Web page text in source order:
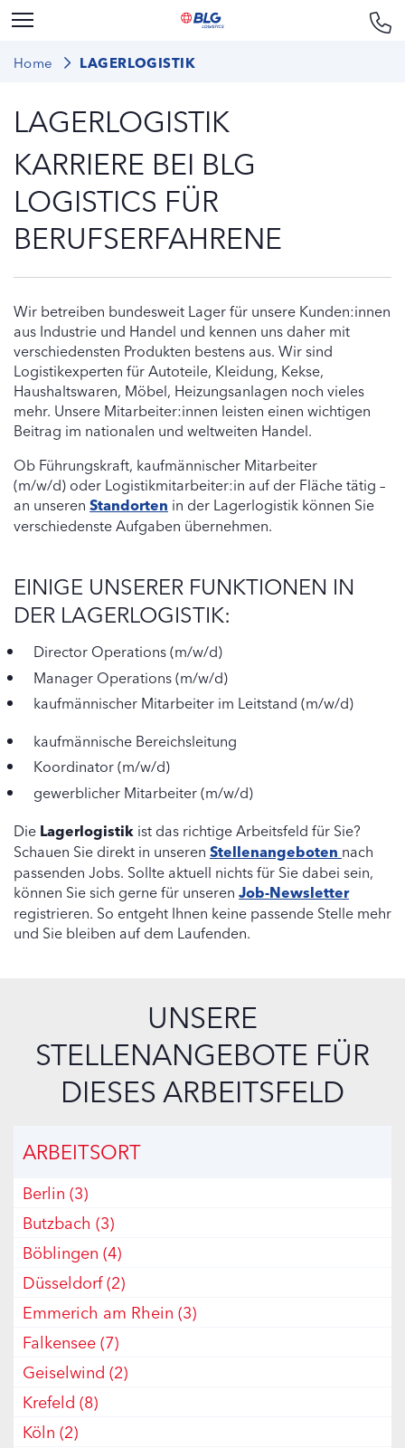
Home LAGERLOGISTIK
LAGERLOGISTIK
KARRIERE BEI BLG
LOGISTICS FÜR
BERUFSERFAHRENE
Wir betreiben bundesweit Lager für unsere Kunden:innen
aus Industrie und Handel und kennen uns daher mit
verschiedensten Produkten bestens aus. Wir sind
Logistikexperten für Autoteile, Kleidung, Kekse,
Haushaltswaren, Möbel, Heizungsanlagen noch vieles
mehr. Unsere Mitarbeiter:innen leisten einen wichtigen
Beitrag im nationalen und weltweiten Handel.
Ob Führungskraft, kaufmännischer Mitarbeiter
(m/w/d) oder Logistikmitarbeiter:in auf der Fläche tätig –
an unseren Standorten in der Lagerlogistik können Sie
verschiedenste Aufgaben übernehmen.
EINIGE UNSERER FUNKTIONEN IN
DER LAGERLOGISTIK:
Director Operations (m/w/d)
Manager Operations (m/w/d)
kaufmännischer Mitarbeiter im Leitstand (m/w/d)
kaufmännische Bereichsleitung
Koordinator (m/w/d)
gewerblicher Mitarbeiter (m/w/d)
Die Lagerlogistik ist das richtige Arbeitsfeld für Sie?
Schauen Sie direkt in unseren Stellenangeboten nach
passenden Jobs. Sollte aktuell nichts für Sie dabei sein,
können Sie sich gerne für unseren Job-Newsletter
registrieren. So entgeht Ihnen keine passende Stelle mehr
und Sie bleiben auf dem Laufenden.
UNSERE
STELLENANGEBOTE FÜR
DIESES ARBEITSFELD
ARBEITSORT
Berlin (3)
Butzbach (3)
Böblingen (4)
Düsseldorf(2)
Emmerich am Rhein (3)
Falkensee(7)
Geiselwind (2)
Krefeld (8)
Köln (2)